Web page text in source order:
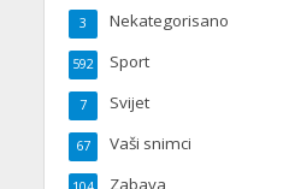
Nekategorisano
3
Sport
592
Svijet
7
Vaši snimci
67
Zabava